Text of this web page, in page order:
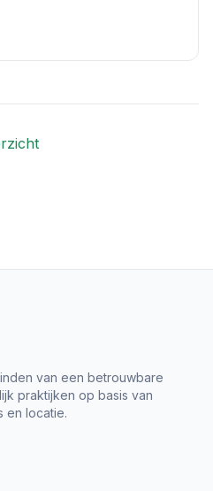
van een betrouwbare
praktijken op basis van
en locatie.